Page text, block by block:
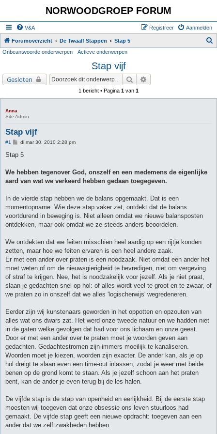
NORWOODGROEP FORUM
V&A Aanmelden
Registreer
Forumoverzicht De Twaalf Stappen Stap 5
Onbeantwoorde onderwerpen Actieve onderwerpen
Stap vijf
Gesloten Zoek
1 bericht • Pagina 1 van 1
Anna
Site Admin
Stap vijf
#1
B
r
h
di mar 30, 2010 2:28 pm
Stap 5
We hebben tegenover God, onszelf en een medemens de eigenlijke
aard van wat we verkeerd hebben gedaan toegegeven.
In de vierde stap hebben we de balans opgemaakt. Dat is een
momentopname. Wie deze stap vaker zet, ontdekt dat de balans
voortdurend in beweging is. Niet alleen omdat we nieuwe balansposten
ontdekken, maar ook omdat we ze steeds anders beoordelen.
We ontdekten dat we feiten misschien heel aardig op een rijtje konden
zetten, maar hoe we feiten ervaren is een heel andere zaak.
Er met een ander over praten is een noodzaak. Niet omdat een ander het
moet weten of om de nieuwsgierigheid te bevredigen, niet om vergeving
of straf te krijgen. Nee, het is noodzakelijk voor jezelf. Als je niet praat,
slaan je gedachten snel op hol: of alles wordt veel te groot en te zwaar, of
we praten zo in onszelf dat we alles 'logischerwijs' wegredeneren.
Eerder zijn wij kunstenaars geworden in het oppotten en opzouten van
alles wat ons dwars zat. Het werd onze tweede natuur en we hadden niet
in de gaten welke gevolgen dat had voor ons lichaam en onze geest.
Door er met een ander over te praten moet je woorden geven aan
gedachten. Gedachtestromen zijn immers moeilijk te kanaliseren.
Woorden moet je kiezen, woorden zijn exacter. De ander kan, als je op
hol dreigt te slaan even een time-out inlassen, zodat je weer met beide
benen op de grond komt te staan. Als je jezelf schoon aan het praten
bent, kan de ander je even terug bij de les halen.
De vijfde stap is de stap van openheid en eerlijkheid. Bij de eerste stap
moesten wij toegeven dat onze obsessie ons leven stuurloos had
gemaakt. De vijfde stap geeft een nieuwe opdracht: toegeven aan een
ander dat we zelf zwakheden hebben.